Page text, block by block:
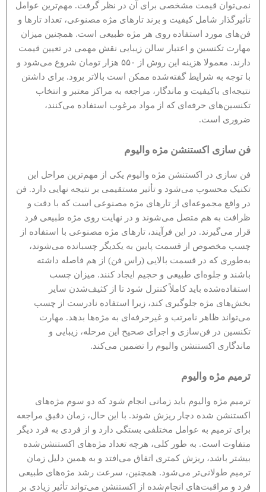
نمی‌توان قیمت مشخصی برای آن در نظر گرفت. مهم‌ترین عوامل
تأثیرگذار شامل کیفیت و برند تارهای مژه مصنوعی، تعداد تارها و
فن‌های مورد استفاده روی هر مژه طبیعی است. همچنین میزان
مهارت تکنسین و اعتبار سالن زیبایی نقش مهمی در تعیین قیمت
دارند. معمولا هزینه این روش از ۵۵۰ هزار تومان شروع می‌شود و
با توجه به شرایط گفته‌شده ممکن است بالاتر برود. برای داشتن
نتیجه‌ای باکیفیت و ماندگار، مراجعه به مراکز معتبر و انتخاب
تکنسین‌های حرفه‌ای که از مواد مرغوب استفاده می‌کنند،
ضروری است.
فن سازی اکستنشن مژه والیوم
فن سازی در اکستنشن مژه والیوم یکی از مهم‌ترین مراحل این
تکنیک محسوب می‌شود و تأثیر مستقیمی بر نتیجه نهایی دارد. فن
در واقع مجموعه‌ای از تارهای مژه مصنوعی است که با دقت و
ظرافت به هم متصل می‌شوند و در نهایت روی مژه طبیعی فرد
قرار می‌گیرند. در این فرآیند، تارهای مژه مصنوعی با استفاده از
چسب مخصوص از قسمت پایین به یکدیگر چسبانده می‌شوند،
به‌طوری که در قسمت بالایی (راس فن) از هم فاصله داشته
باشند و جلوه‌ای طبیعی و حجیم ایجاد کنند. میزان چسب
استفاده‌شده باید کاملاً کنترل شود تا از کثیف‌شدن سایر
بخش‌های مژه جلوگیری کند، زیرا استفاده نادرست از چسب
می‌تواند ظاهر نامرتب و غیرحرفه‌ای به مژه‌ها بدهد. مهارت
تکنسین در فن‌سازی و اجرای صحیح این مرحله، زیبایی و
ماندگاری اکستنشن والیوم را تضمین می‌کند.
ترمیم مژه والیوم
ترمیم مژه والیوم باید زمانی انجام شود که دو سوم مژه‌های
اکستنشن شده دچار ریزش شوند. با این حال، زمان دقیق مراجعه
برای ترمیم به عوامل مختلفی بستگی دارد و از فردی به فرد دیگر
متفاوت است. به طور کلی، هرچه تعداد مژه‌های اکستنشن‌شده
بیشتر باشد، ریزش کمتری اتفاق می‌افتد و به همین دلیل زمان
ترمیم طولانی‌تر می‌شود. همچنین، سرعت رشد مژه‌های طبیعی
فرد و مراقبت‌های انجام‌شده از اکستنشن می‌تواند تأثیر زیادی بر